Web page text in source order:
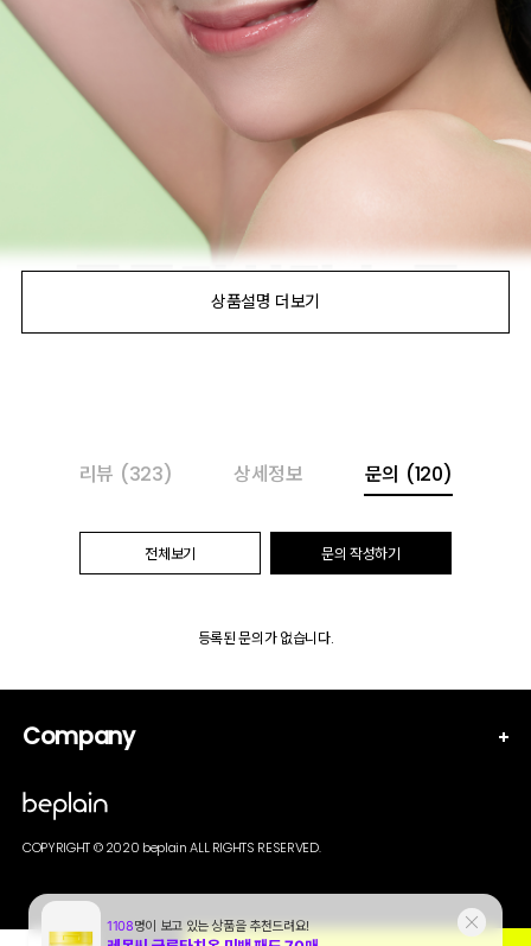
리뷰 (323) 상세정보 문의 (120)
전체보기 문의 작성하기
등록된 문의가 없습니다.
Company
COPYRIGHT © 2020 beplain ALL RIGHTS RESERVED.